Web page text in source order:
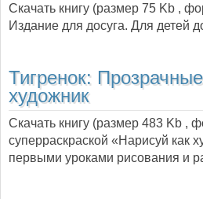
Скачать книгу (размер 75 Kb ,
Издание для досуга. Для детей
Тигренок:
художник
Скачать книгу (размер 483 Kb ,
суперраскраской «Нарисуй как
первыми уроками рисования и